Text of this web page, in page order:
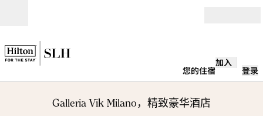
您的住宿
加入
登录
Galleria Vik Milano，精致豪华酒店